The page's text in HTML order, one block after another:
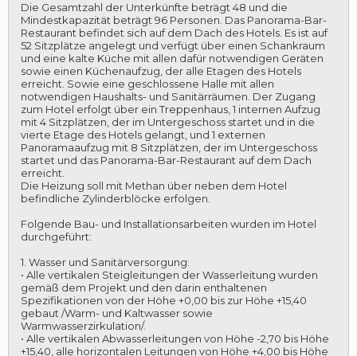
Die Gesamtzahl der Unterkünfte beträgt 48 und die
Mindestkapazität beträgt 96 Personen. Das Panorama-Bar-
Restaurant befindet sich auf dem Dach des Hotels. Es ist auf
52 Sitzplätze angelegt und verfügt über einen Schankraum
und eine kalte Küche mit allen dafür notwendigen Geräten
sowie einen Küchenaufzug, der alle Etagen des Hotels
erreicht. Sowie eine geschlossene Halle mit allen
notwendigen Haushalts- und Sanitärräumen. Der Zugang
zum Hotel erfolgt über ein Treppenhaus, 1 internen Aufzug
mit 4 Sitzplätzen, der im Untergeschoss startet und in die
vierte Etage des Hotels gelangt, und 1 externen
Panoramaaufzug mit 8 Sitzplätzen, der im Untergeschoss
startet und das Panorama-Bar-Restaurant auf dem Dach
erreicht.
Die Heizung soll mit Methan über neben dem Hotel
befindliche Zylinderblöcke erfolgen.
Folgende Bau- und Installationsarbeiten wurden im Hotel
durchgeführt:
1. Wasser und Sanitärversorgung:
• Alle vertikalen Steigleitungen der Wasserleitung wurden
gemäß dem Projekt und den darin enthaltenen
Spezifikationen von der Höhe +0,00 bis zur Höhe +15,40
gebaut /Warm- und Kaltwasser sowie
Warmwasserzirkulation/.
• Alle vertikalen Abwasserleitungen von Höhe -2,70 bis Höhe
+15,40, alle horizontalen Leitungen von Höhe +4,00 bis Höhe